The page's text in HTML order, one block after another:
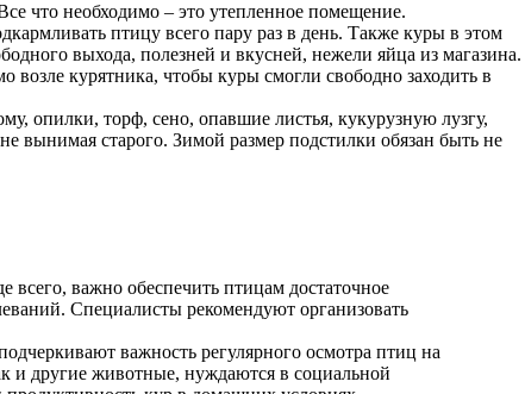
что необходимо – это утепленное помещение.
птицу всего пару раз в день. Также куры в этом
выхода, полезней и вкусней, нежели яйца из магазина.
возле курятника, чтобы куры смогли свободно заходить в
опилки, торф, сено, опавшие листья, кукурузную лузгу,
вынимая старого. Зимой размер подстилки обязан быть не
важно обеспечить птицам достаточное
Специалисты рекомендуют организовать
важность регулярного осмотра птиц на
и другие животные, нуждаются в социальной